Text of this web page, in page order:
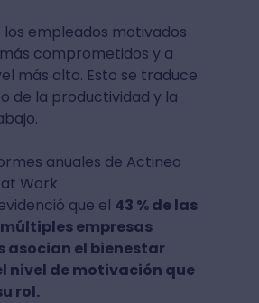
los empleados motivados
comprometidos y a
más alto. Esto se traduce
de la productividad y la
anuales de Actineo
Work
que el 43 % de las
empresas
asocian el bienestar
nivel de motivación que
rol.